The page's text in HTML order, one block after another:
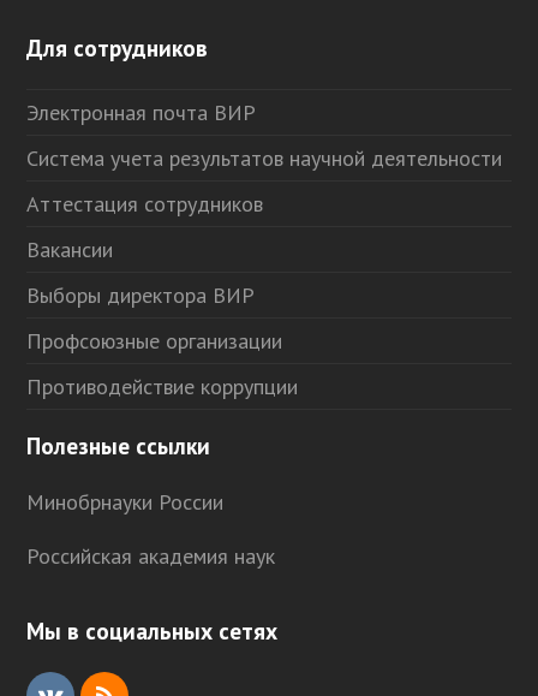
Для сотрудников
Электронная почта ВИР
Система учета результатов научной деятельности
Аттестация сотрудников
Вакансии
Выборы директора ВИР
Профсоюзные организации
Противодействие коррупции
Полезные ссылки
Минобрнауки России
Российская академия наук
Мы в социальных сетях